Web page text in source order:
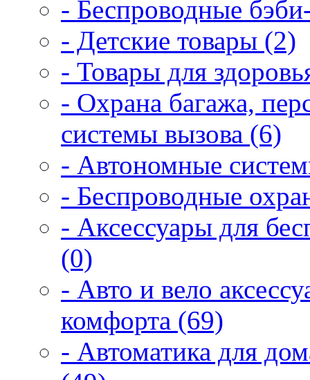
- Беспроводные
- Детские товары (2)
- Товары для
- Охрана багажа,
системы вызова (6)
- Автономные
- Беспроводные
- Аксессуары для
(0)
- Авто и вело
комфорта (69)
- Автоматика для